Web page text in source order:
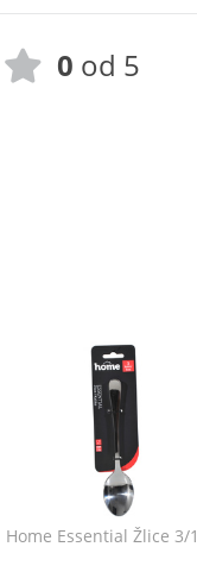
0 od 5
Home Essential Žlice 3/1